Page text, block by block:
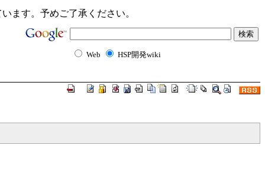
ます。予めご了承ください。
Web HSP開発wiki